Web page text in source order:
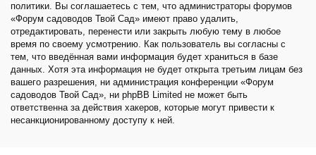
политики. Вы соглашаетесь с тем, что администраторы форумов
«Форум садоводов Твой Сад» имеют право удалить,
отредактировать, перенести или закрыть любую тему в любое
время по своему усмотрению. Как пользователь вы согласны с
тем, что введённая вами информация будет храниться в базе
данных. Хотя эта информация не будет открыта третьим лицам без
вашего разрешения, ни администрация конференции «Форум
садоводов Твой Сад», ни phpBB Limited не может быть
ответственна за действия хакеров, которые могут привести к
несанкционированному доступу к ней.